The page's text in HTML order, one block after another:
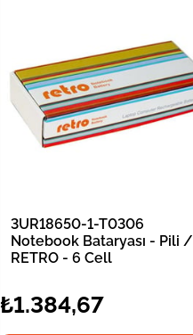
3UR18650-1-T0306
Notebook Bataryası - Pili /
RETRO - 6 Cell
₺1.384,67